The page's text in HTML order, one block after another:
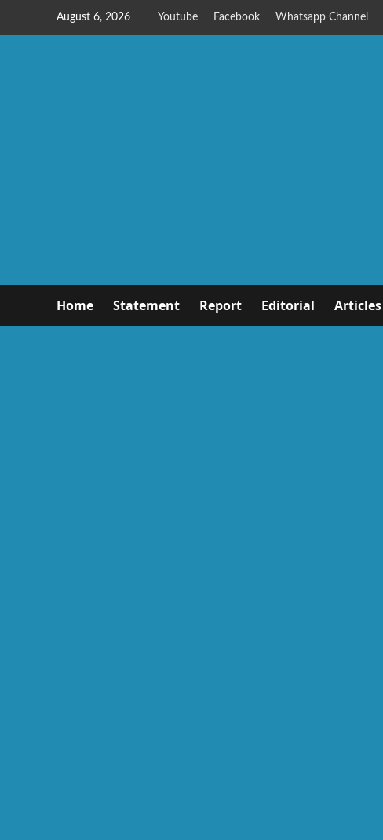
August 6, 2026 Youtube Facebook Whatsapp Channel
Home Statement Report Editorial Articles